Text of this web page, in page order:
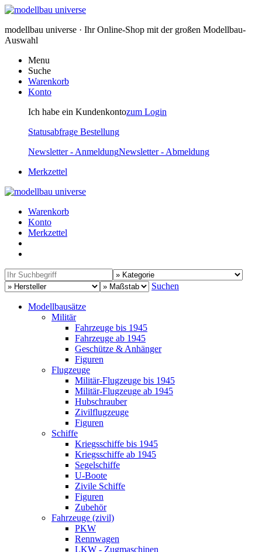
modellbau universe · Ihr Online-Shop mit der großen Modellbau-
Auswahl
Menu
Suche
Warenkorb
Konto
Ich habe ein Kundenkontozum Login
Statusabfrage Bestellung
Newsletter - AnmeldungNewsletter - Abmeldung
Merkzettel
Warenkorb
Konto
Merkzettel
Suchen
Modellbausätze
Militär
Fahrzeuge bis 1945
Fahrzeuge ab 1945
Geschütze & Anhänger
Figuren
Flugzeuge
Militär-Flugzeuge bis 1945
Militär-Flugzeuge ab 1945
Hubschrauber
Zivilflugzeuge
Figuren
Schiffe
Kriegsschiffe bis 1945
Kriegsschiffe ab 1945
Segelschiffe
U-Boote
Zivile Schiffe
Figuren
Zubehör
Fahrzeuge (zivil)
PKW
Rennwagen
LKW - Zugmaschinen